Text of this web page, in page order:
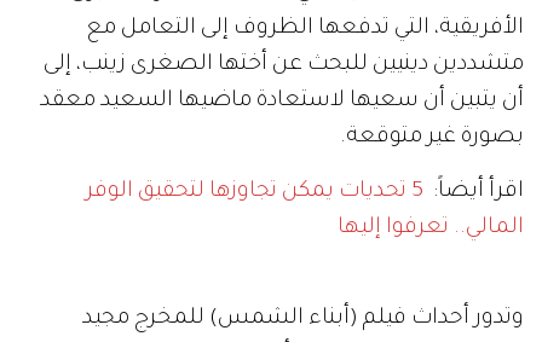
الأفريقية، التي تدفعها الظروف إلى التعامل مع
متشددين دينيين للبحث عن أختها الصغرى زينب، إلى
أن يتبين أن سعيها لاستعادة ماضيها السعيد معقد
بصورة غير متوقعة.
اقرأ أيضاً:
5 تحديات يمكن تجاوزها لتحقيق الوفر
المالي.. تعرفوا إليها
وتدور أحداث فيلم (أبناء الشمس) للمخرج مجيد